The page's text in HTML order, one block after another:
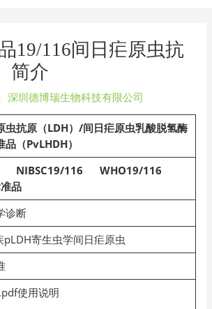
19/116间日疟原虫抗
简介
深圳德博瑞生物科技有限公司
虫抗原（LDH）/间日疟原虫乳酸脱氢酶
品（PvLHDH）
NIBSC19/116 WHO19/116
品
诊断
pLDH寄生虫学间日疟原虫
使用说明